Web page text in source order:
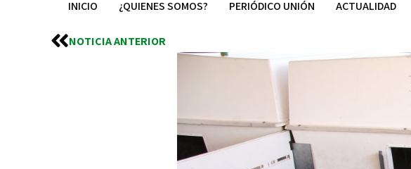
INICIO ¿QUIENES SOMOS? PERIÓDICO UNIÓN ACTUALIDAD
NOTICIA ANTERIOR